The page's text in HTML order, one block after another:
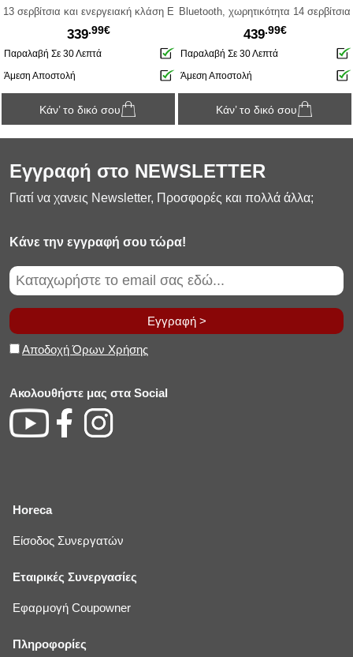
13 σερβίτσια και ενεργειακή κλάση E
339.99€
Παραλαβή Σε 30 Λεπτά
Άμεση Αποστολή
Κάν’ το δικό σου
Bluetooth, χωρητικότητα 14 σερβίτσια
και ενεργειακή κλάση C - Λευκό
439.99€
Παραλαβή Σε 30 Λεπτά
Άμεση Αποστολή
Κάν’ το δικό σου
Εγγραφή στο NEWSLETTER
Γιατί να χανεις Newsletter, Προσφορές και πολλά άλλα;
Κάνε την εγγραφή σου τώρα!
Εγγραφή >
Αποδοχή Όρων Χρήσης
Ακολουθήστε μας στα Social
Horeca
Είσοδος Συνεργατών
Εταιρικές Συνεργασίες
Εφαρμογή Coupowner
Πληροφορίες